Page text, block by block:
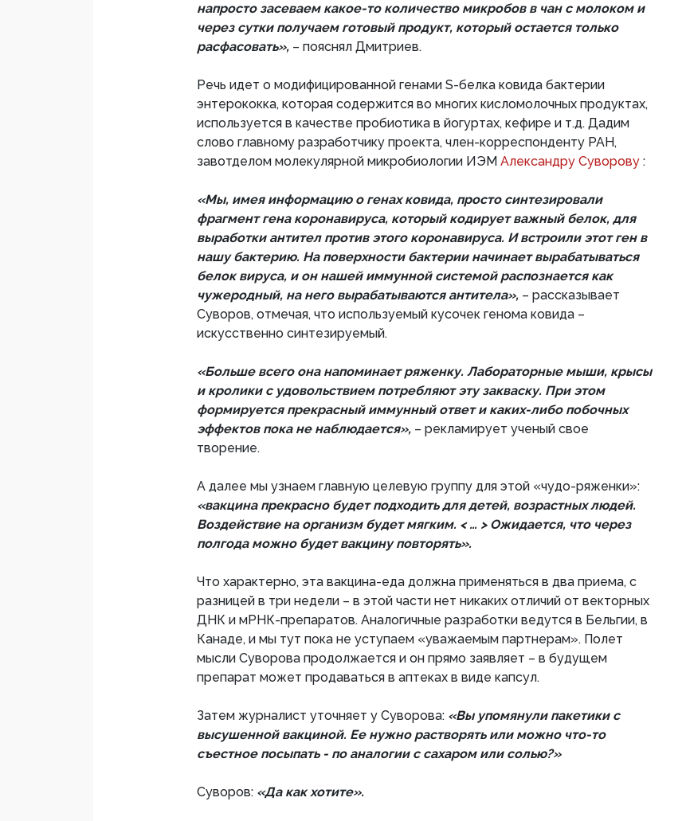
напросто засеваем какое-то количество микробов в чан с молоком и
через сутки получаем готовый продукт, который остается только
расфасовать», – пояснял Дмитриев.
Речь идет о модифицированной генами S-белка ковида бактерии
энтерококка, которая содержится во многих кисломолочных продуктах,
используется в качестве пробиотика в йогуртах, кефире и т.д. Дадим
слово главному разработчику проекта, член-корреспонденту РАН,
завотделом молекулярной микробиологии ИЭМ Александру Суворову :
«Мы, имея информацию о генах ковида, просто синтезировали
фрагмент гена коронавируса, который кодирует важный белок, для
выработки антител против этого коронавируса. И встроили этот ген в
нашу бактерию. На поверхности бактерии начинает вырабатываться
белок вируса, и он нашей иммунной системой распознается как
чужеродный, на него вырабатываются антитела», – рассказывает
Суворов, отмечая, что используемый кусочек генома ковида –
искусственно синтезируемый.
«Больше всего она напоминает ряженку. Лабораторные мыши, крысы
и кролики с удовольствием потребляют эту закваску. При этом
формируется прекрасный иммунный ответ и каких-либо побочных
эффектов пока не наблюдается», – рекламирует ученый свое
творение.
А далее мы узнаем главную целевую группу для этой «чудо-ряженки»:
«вакцина прекрасно будет подходить для детей, возрастных людей.
Воздействие на организм будет мягким. < … > Ожидается, что через
полгода можно будет вакцину повторять».
Что характерно, эта вакцина-еда должна применяться в два приема, с
разницей в три недели – в этой части нет никаких отличий от векторных
ДНК и мРНК-препаратов. Аналогичные разработки ведутся в Бельгии, в
Канаде, и мы тут пока не уступаем «уважаемым партнерам». Полет
мысли Суворова продолжается и он прямо заявляет – в будущем
препарат может продаваться в аптеках в виде капсул.
Затем журналист уточняет у Суворова: «Вы упомянули пакетики с
высушенной вакциной. Ее нужно растворять или можно что-то
съестное посыпать - по аналогии с сахаром или солью?»
Суворов: «Да как хотите».